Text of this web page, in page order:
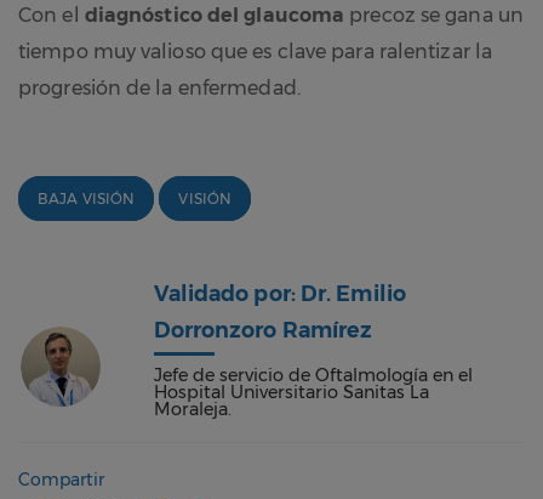
Con el diagnóstico del glaucoma precoz se gana un
tiempo muy valioso que es clave para ralentizar la
progresión de la enfermedad.
BAJA VISIÓN VISIÓN
Validado por: Dr. Emilio
Dorronzoro Ramírez
Jefe de servicio de Oftalmología en el
Hospital Universitario Sanitas La
Moraleja.
Compartir